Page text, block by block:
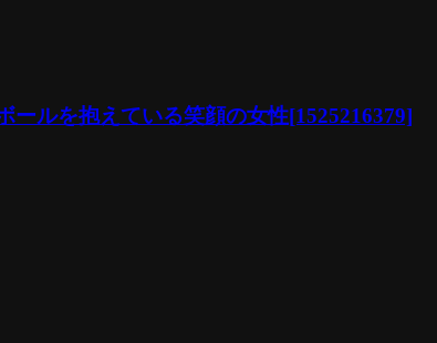
ールを抱えている笑顔の女性[1525216379]